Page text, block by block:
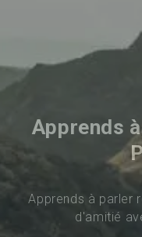
Apprends
Apprends à parler
d'amitié